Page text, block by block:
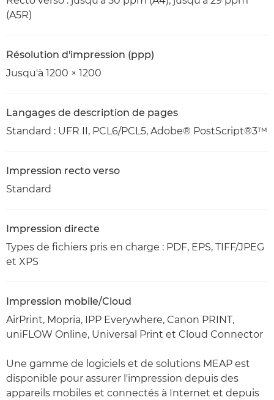
(A5R)
Résolution d'impression (ppp)
Jusqu'à 1200 × 1200
Langages de description de pages
Standard : UFR II, PCL6/PCL5, Adobe® PostScript®3™
Impression recto verso
Standard
Impression directe
Types de fichiers pris en charge : PDF, EPS, TIFF/JPEG
et XPS
Impression mobile/Cloud
AirPrint, Mopria, IPP Everywhere, Canon PRINT,
uniFLOW Online, Universal Print et Cloud Connector
Une gamme de logiciels et de solutions MEAP est
disponible pour assurer l'impression depuis des
appareils mobiles et connectés à Internet et depuis